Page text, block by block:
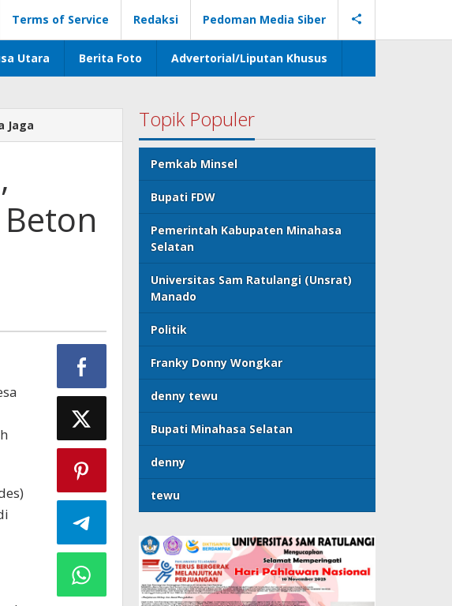
Terms of Service Redaksi Pedoman Media Siber
Utara Berita Foto Advertorial/Liputan Khusus
Jaga Topik Populer
Pemkab Minsel
Bupati FDW
Pemerintah Kabupaten Minahasa
Selatan
Universitas Sam Ratulangi (Unsrat)
Manado
Politik
Franky Donny Wongkar
denny tewu
Bupati Minahasa Selatan
denny
tewu